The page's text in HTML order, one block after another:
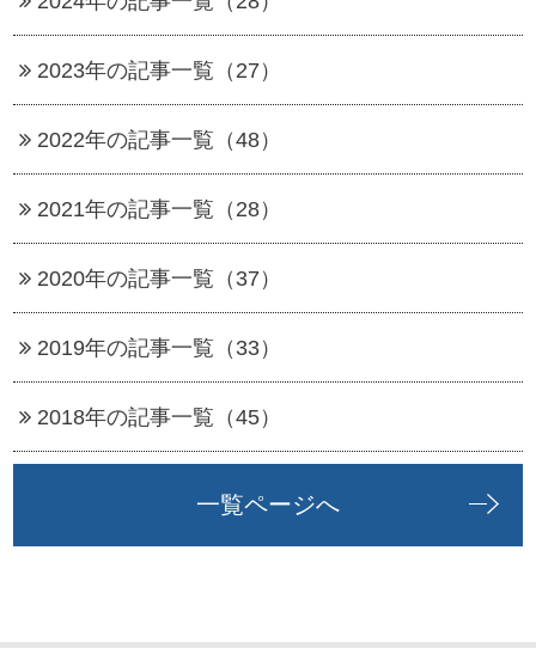
2023年の記事一覧（27）
2022年の記事一覧（48）
2021年の記事一覧（28）
2020年の記事一覧（37）
2019年の記事一覧（33）
2018年の記事一覧（45）
一覧ページへ